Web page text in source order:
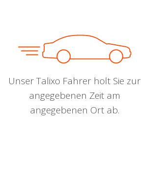
Unser Talixo Fahrer holt Sie zur
angegebenen Zeit am
angegebenen Ort ab.